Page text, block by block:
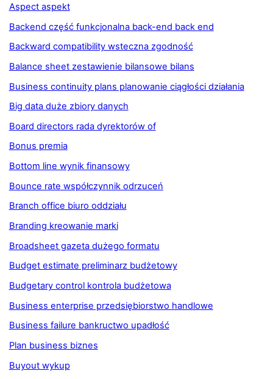
Aspect aspekt
Backend część funkcjonalna back-end back end
Backward compatibility wsteczna zgodność
Balance sheet zestawienie bilansowe bilans
Business continuity plans planowanie ciągłości działania
Big data duże zbiory danych
Board directors rada dyrektorów of
Bonus premia
Bottom line wynik finansowy
Bounce rate współczynnik odrzuceń
Branch office biuro oddziału
Branding kreowanie marki
Broadsheet gazeta dużego formatu
Budget estimate preliminarz budżetowy
Budgetary control kontrola budżetowa
Business enterprise przedsiębiorstwo handlowe
Business failure bankructwo upadłość
Plan business biznes
Buyout wykup